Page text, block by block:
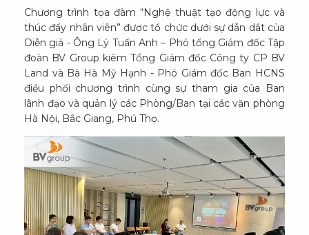
Chương trình tọa đàm “Nghệ thuật tạo động lực và
thúc đẩy nhân viên” được tổ chức dưới sự dẫn dắt của
Diễn giả - Ông Lý Tuấn Anh – Phó tổng Giám đốc Tập
đoàn BV Group kiêm Tổng Giám đốc Công ty CP BV
Land và Bà Hà Mỹ Hạnh - Phó Giám đốc Ban HCNS
điều phối chương trình cùng sự tham gia của Ban
lãnh đạo và quản lý các Phòng/Ban tại các văn phòng
Hà Nội, Bắc Giang, Phú Thọ.